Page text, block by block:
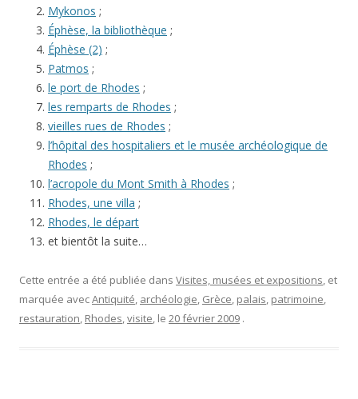
Mykonos ;
Éphèse, la bibliothèque ;
Éphèse (2) ;
Patmos ;
le port de Rhodes ;
les remparts de Rhodes ;
vieilles rues de Rhodes ;
l’hôpital des hospitaliers et le musée archéologique de
Rhodes ;
l’acropole du Mont Smith à Rhodes ;
Rhodes, une villa ;
Rhodes, le départ
et bientôt la suite…
Cette entrée a été publiée dans Visites, musées et expositions, et
marquée avecAntiquité, archéologie, Grèce, palais, patrimoine,
restauration, Rhodes,visite, le 20 février 2009 .